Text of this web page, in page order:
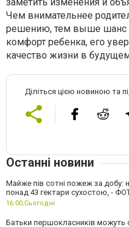
Чем внимательнее
решению, тем выше шанс
комфорт ребенка, его
качество жизни в
Діліться цією новиною та
Останні новини
Майже пів сотні пожеж за добу:
понад 43 гектари сухостою, -
16:00, Сьогодні
Батьки першокласників